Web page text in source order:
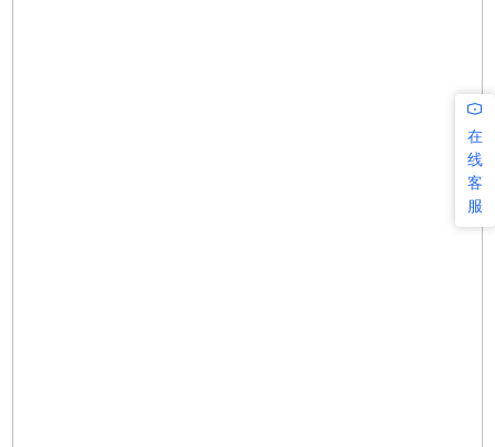
在
线
客
服